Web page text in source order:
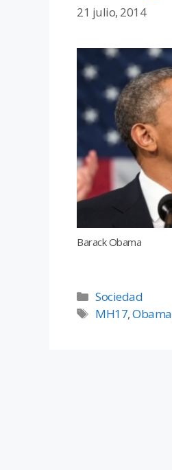
21 julio, 2014
Barack Obama
Sociedad
MH17,Obama